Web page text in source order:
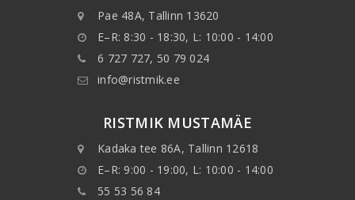
Pae 48A, Tallinn 13620
E–R: 8:30 - 18:30, L: 10:00 - 14:00
6 727 727, 50 79 024
info@ristmik.ee
RISTMIK MUSTAMÄE
Kadaka tee 86A, Tallinn 12618
E–R: 9:00 - 19:00, L: 10:00 - 14:00
55 53 56 84